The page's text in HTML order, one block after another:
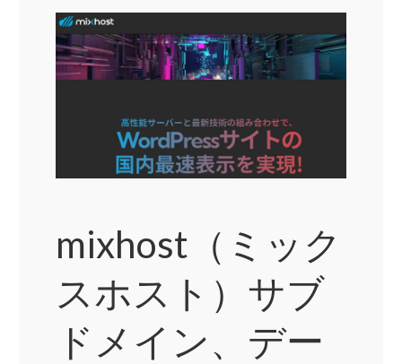
mixhost（ミック
スホスト）サブ
ドメイン、デー